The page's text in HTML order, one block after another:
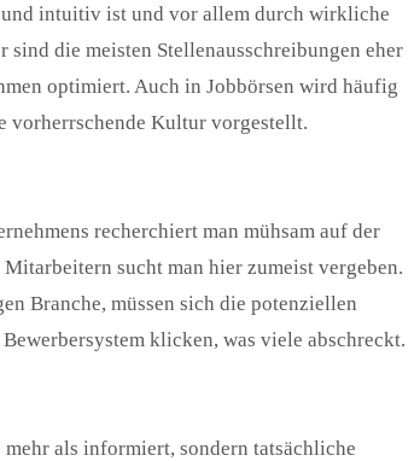
und intuitiv ist und vor allem durch wirkliche
die meisten Stellenausschreibungen eher
optimiert. Auch in Jobbörsen wird häufig
vorherrschende Kultur vorgestellt.
recherchiert man mühsam auf der
sucht man hier zumeist vergeben.
Branche, müssen sich die potenziellen
klicken, was viele abschreckt.
als informiert, sondern tatsächliche